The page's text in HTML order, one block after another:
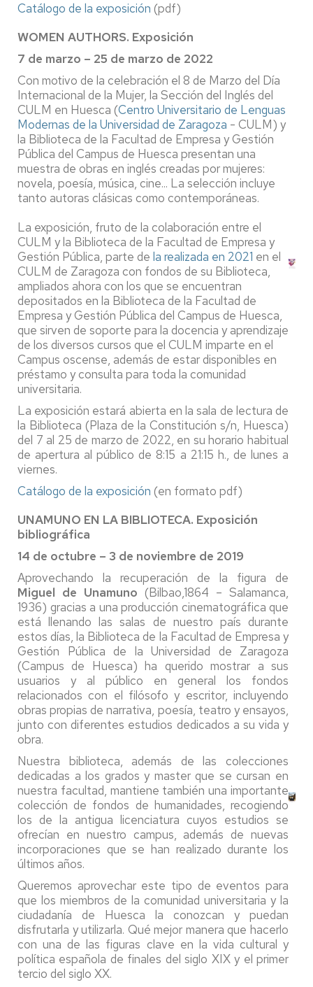
Catálogo de la exposición (pdf)
WOMEN AUTHORS. Exposición
7 de marzo – 25 de marzo de 2022
Con motivo de la celebración el 8 de Marzo del Día
Internacional de la Mujer, la Sección del Inglés del
CULM en Huesca (Centro Universitario de Lenguas
Modernas de la Universidad de Zaragoza - CULM) y
la Biblioteca de la Facultad de Empresa y Gestión
Pública del Campus de Huesca presentan una
muestra de obras en inglés creadas por mujeres:
novela, poesía, música, cine... La selección incluye
tanto autoras clásicas como contemporáneas.
La exposición, fruto de la colaboración entre el
CULM y la Biblioteca de la Facultad de Empresa y
Gestión Pública, parte de la realizada en 2021 en el
CULM de Zaragoza con fondos de su Biblioteca,
ampliados ahora con los que se encuentran
depositados en la Biblioteca de la Facultad de
Empresa y Gestión Pública del Campus de Huesca,
que sirven de soporte para la docencia y aprendizaje
de los diversos cursos que el CULM imparte en el
Campus oscense, además de estar disponibles en
préstamo y consulta para toda la comunidad
universitaria.
La exposición estará abierta en la sala de lectura de
la Biblioteca (Plaza de la Constitución s/n, Huesca)
del 7 al 25 de marzo de 2022, en su horario habitual
de apertura al público de 8:15 a 21:15 h., de lunes a
viernes.
Catálogo de la exposición (en formato pdf)
UNAMUNO EN LA BIBLIOTECA. Exposición
bibliográfica
14 de octubre – 3 de noviembre de 2019
Aprovechando la recuperación de la figura de
Miguel de Unamuno (Bilbao,1864 – Salamanca,
1936) gracias a una producción cinematográfica que
está llenando las salas de nuestro país durante
estos días, la Biblioteca de la Facultad de Empresa y
Gestión Pública de la Universidad de Zaragoza
(Campus de Huesca) ha querido mostrar a sus
usuarios y al público en general los fondos
relacionados con el filósofo y escritor, incluyendo
obras propias de narrativa, poesía, teatro y ensayos,
junto con diferentes estudios dedicados a su vida y
obra.
Nuestra biblioteca, además de las colecciones
dedicadas a los grados y master que se cursan en
nuestra facultad, mantiene también una importante
colección de fondos de humanidades, recogiendo
los de la antigua licenciatura cuyos estudios se
ofrecían en nuestro campus, además de nuevas
incorporaciones que se han realizado durante los
últimos años.
Queremos aprovechar este tipo de eventos para
que los miembros de la comunidad universitaria y la
ciudadanía de Huesca la conozcan y puedan
disfrutarla y utilizarla. Qué mejor manera que hacerlo
con una de las figuras clave en la vida cultural y
política española de finales del siglo XIX y el primer
tercio del siglo XX.